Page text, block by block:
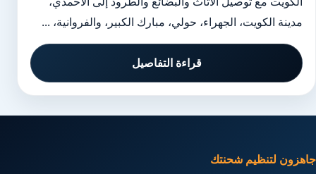
مدينة الكويت، الجهراء، حولي، مبارك الكبير، والفروانية، ...
قراءة التفاصيل
جاهزون لتنظيم شحنتك